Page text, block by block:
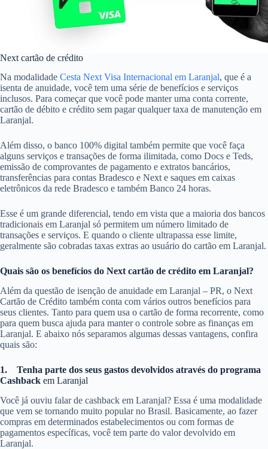
Next cartão de crédito
Na modalidade Cesta Next Visa Internacional em Laranjal, que é a
isenta de anuidade, você tem uma série de benefícios e serviços
inclusos. Para começar que você pode manter uma conta corrente,
cartão de débito e crédito sem pagar qualquer taxa de manutenção em
Laranjal.
Além disso, o banco 100% digital também permite que você faça
alguns serviços e transações de forma ilimitada, como Docs e Teds,
emissão de comprovantes de pagamento e extratos bancários,
transferências para contas Bradesco e Next e saques em caixas
eletrônicos da rede Bradesco e também Banco 24 horas.
Esse é um grande diferencial, tendo em vista que a maioria dos bancos
tradicionais em Laranjal só permitem um número limitado de
transações e serviços. E quando o cliente ultrapassa esse limite,
geralmente são cobradas taxas extras ao usuário do cartão em Laranjal.
Quais são os benefícios do Next cartão de crédito em Laranjal?
Além da questão de isenção de anuidade em Laranjal – PR, o Next
Cartão de Crédito também conta com vários outros benefícios para
seus clientes. Tanto para quem usa o cartão de forma recorrente, como
para quem busca ajuda para manter o controle sobre as finanças em
Laranjal. E abaixo nós separamos algumas dessas vantagens, confira
quais são:
1.
Tenha parte dos seus gastos devolvidos através do programa
Cashback em Laranjal
Você já ouviu falar de cashback em Laranjal? Essa é uma modalidade
que vem se tornando muito popular no Brasil. Basicamente, ao fazer
compras em determinados estabelecimentos ou com formas de
pagamentos específicas, você tem parte do valor devolvido em
Laranjal.